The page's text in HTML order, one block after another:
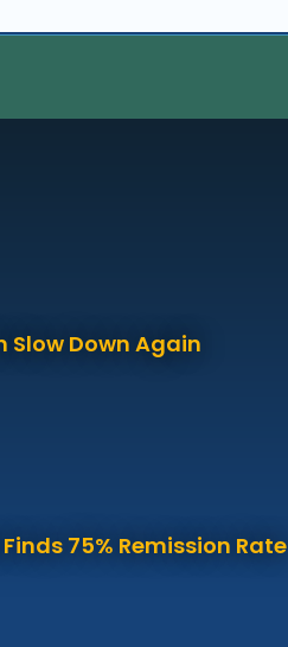
Slow Down Again
75% Remission Rate